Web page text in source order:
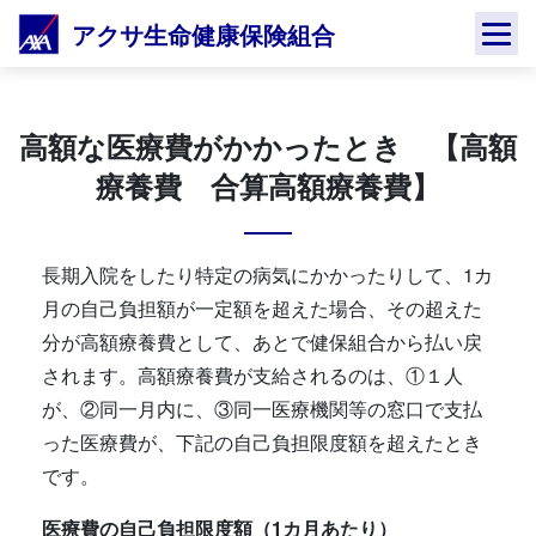
Skip
アクサ生命健康保険組合
高額な医療費がかかったとき 【高額
療養費 合算高額療養費】
長期入院をしたり特定の病気にかかったりして、1カ
月の自己負担額が一定額を超えた場合、その超えた
分が高額療養費として、あとで健保組合から払い戻
されます。高額療養費が支給されるのは、①１人
が、②同一月内に、③同一医療機関等の窓口で支払
った医療費が、下記の自己負担限度額を超えたとき
です。
医療費の自己負担限度額（1カ月あたり）